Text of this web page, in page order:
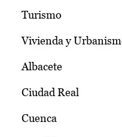
Turismo
Vivienda y
Albacete
Ciudad Real
Cuenca